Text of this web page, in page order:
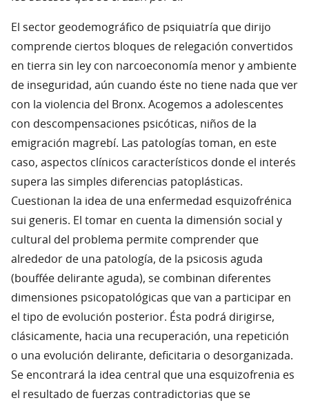
El sector geodemográfico de psiquiatría que dirijo
comprende ciertos bloques de relegación convertidos
en tierra sin ley con narcoeconomía menor y ambiente
de inseguridad, aún cuando éste no tiene nada que ver
con la violencia del Bronx. Acogemos a adolescentes
con descompensaciones psicóticas, niños de la
emigración magrebí. Las patologías toman, en este
caso, aspectos clínicos característicos donde el interés
supera las simples diferencias patoplásticas.
Cuestionan la idea de una enfermedad esquizofrénica
sui generis. El tomar en cuenta la dimensión social y
cultural del problema permite comprender que
alrededor de una patología, de la psicosis aguda
(bouffée delirante aguda), se combinan diferentes
dimensiones psicopatológicas que van a participar en
el tipo de evolución posterior. Ésta podrá dirigirse,
clásicamente, hacia una recuperación, una repetición
o una evolución delirante, deficitaria o desorganizada.
Se encontrará la idea central que una esquizofrenia es
el resultado de fuerzas contradictorias que se